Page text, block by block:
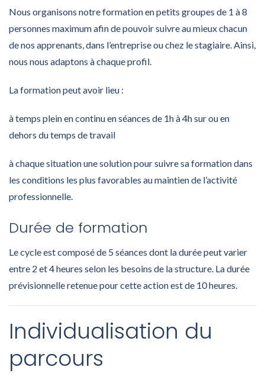
Nous organisons notre formation en petits groupes de 1 à 8
personnes maximum afin de pouvoir suivre au mieux chacun
de nos apprenants, dans l’entreprise ou chez le stagiaire. Ainsi,
nous nous adaptons à chaque profil.
La formation peut avoir lieu :
à temps plein en continu en séances de 1h à 4h sur ou en
dehors du temps de travail
à chaque situation une solution pour suivre sa formation dans
les conditions les plus favorables au maintien de l’activité
professionnelle.
Durée de formation
Le cycle est composé de 5 séances dont la durée peut varier
entre 2 et 4 heures selon les besoins de la structure. La durée
prévisionnelle retenue pour cette action est de 10 heures.
Individualisation du
parcours